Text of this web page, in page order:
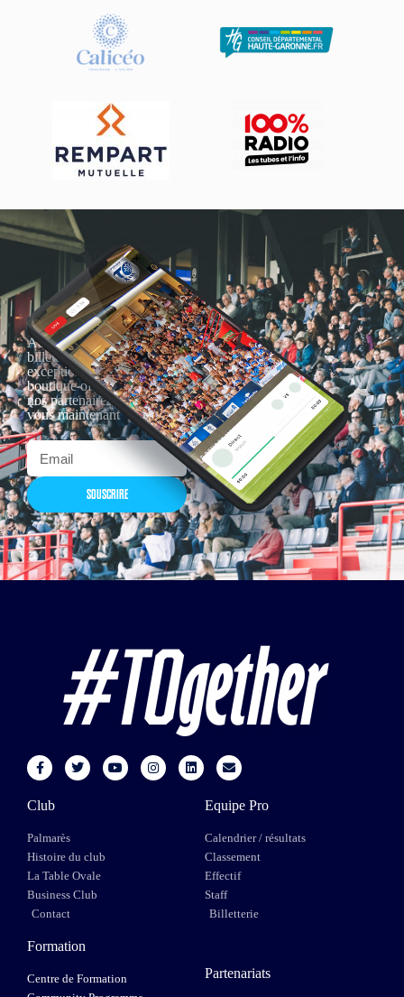
Actualités, nouveautés,
billetterie, remises
exceptionnelles dans la
boutique officielles & chez
nos partenaires… Inscrivez-
vous maintenant
SOUSCRIRE
Club
Palmarès
Histoire du club
La Table Ovale
Business Club
Contact
Equipe Pro
Calendrier / résultats
Classement
Effectif
Staff
Billetterie
Formation
Centre de Formation
Partenariats